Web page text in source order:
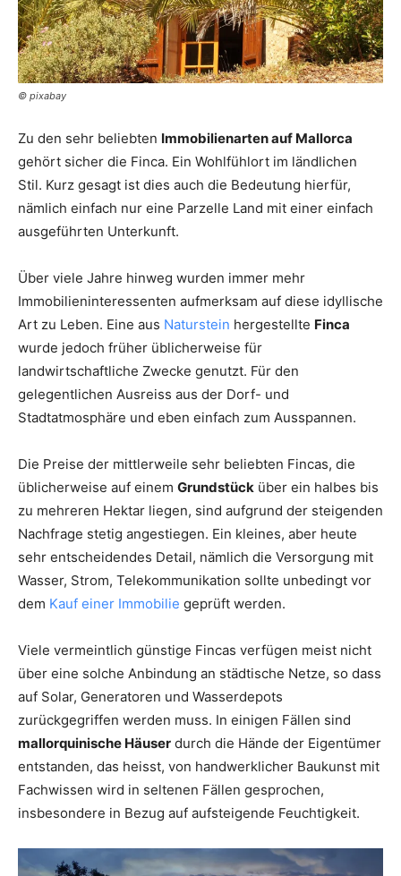
© pixabay
Zu den sehr beliebten Immobilienarten auf Mallorca
gehört sicher die Finca. Ein Wohlfühlort im ländlichen
Stil. Kurz gesagt ist dies auch die Bedeutung hierfür,
nämlich einfach nur eine Parzelle Land mit einer einfach
ausgeführten Unterkunft.
Über viele Jahre hinweg wurden immer mehr
Immobilieninteressenten aufmerksam auf diese idyllische
Art zu Leben. Eine aus Naturstein hergestellte Finca
wurde jedoch früher üblicherweise für
landwirtschaftliche Zwecke genutzt. Für den
gelegentlichen Ausreiss aus der Dorf- und
Stadtatmosphäre und eben einfach zum Ausspannen.
Die Preise der mittlerweile sehr beliebten Fincas, die
üblicherweise auf einem Grundstück über ein halbes bis
zu mehreren Hektar liegen, sind aufgrund der steigenden
Nachfrage stetig angestiegen. Ein kleines, aber heute
sehr entscheidendes Detail, nämlich die Versorgung mit
Wasser, Strom, Telekommunikation sollte unbedingt vor
dem Kauf einer Immobilie geprüft werden.
Viele vermeintlich günstige Fincas verfügen meist nicht
über eine solche Anbindung an städtische Netze, so dass
auf Solar, Generatoren und Wasserdepots
zurückgegriffen werden muss. In einigen Fällen sind
mallorquinische Häuser durch die Hände der Eigentümer
entstanden, das heisst, von handwerklicher Baukunst mit
Fachwissen wird in seltenen Fällen gesprochen,
insbesondere in Bezug auf aufsteigende Feuchtigkeit.